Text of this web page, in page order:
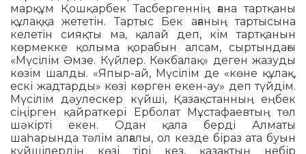
марқұм Қошқарбек Тасбергеннің ғана тартқаны
құлаққа жететін. Тартыс Бек ағаның тартысына
келетін сияқты ма, қалай деп, кім тартқанын
көрмекке қолыма қорабын алсам, сыртындағы
«Мүсілім Әмзе. Күйлер. Көкбалақ» деген жазуды
көзім шалды. «Япыр-ай, Мүсілім де «көне құлақ,
ескі жадтарды» көзі көрген екен-ау» деп түйдім.
Мүсілім дәулескер күйші, Қазақстанның еңбек
сіңірген қайраткері Ерболат Мұстафаевтың төл
шәкірті екен. Одан қала берді Алматы
шаһарында тәлім алғалы, ол кезде біраз ата буын
күйшілердің көзі тірі кез, қазақтың небір